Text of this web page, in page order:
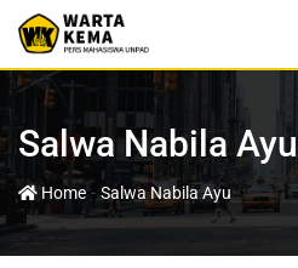
Salwa Nabila Ayu
Home-Salwa Nabila Ayu